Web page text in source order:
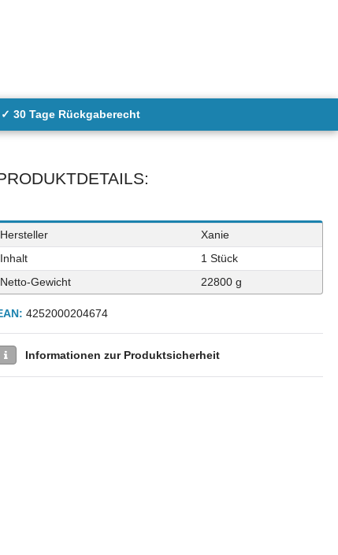
✓ 30 Tage Rückgaberecht
Technisches
Wert
Hersteller
Xanie
Inhalt
1 Stück
Netto-Gewicht
22800 g
4252000204674
Informationen zur Produktsicherheit